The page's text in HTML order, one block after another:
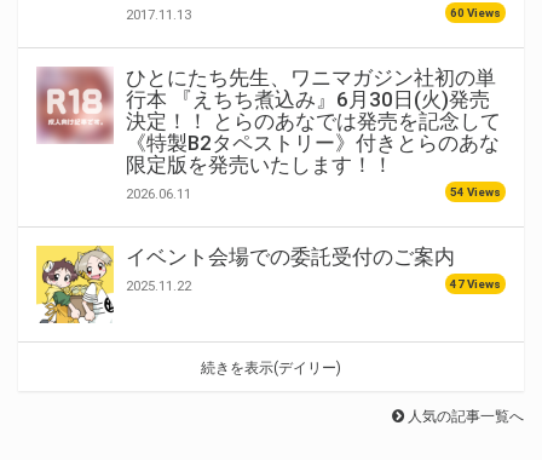
2017.11.13 60 Views
ひとにたち先生、ワニマガジン社初の単
行本 『えちち煮込み』6月30日(火)発売
決定！！ とらのあなでは発売を記念して
《特製B2タペストリー》付きとらのあな
限定版を発売いたします！！
2026.06.11 54 Views
イベント会場での委託受付のご案内
2025.11.22 47 Views
続きを表示(デイリー)
人気の記事一覧へ